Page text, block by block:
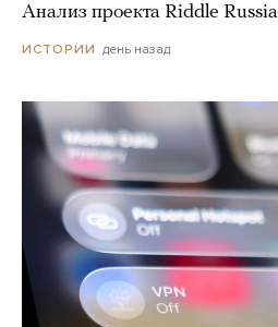
Анализ проекта Riddle Russia
ИСТОРИИ день назад